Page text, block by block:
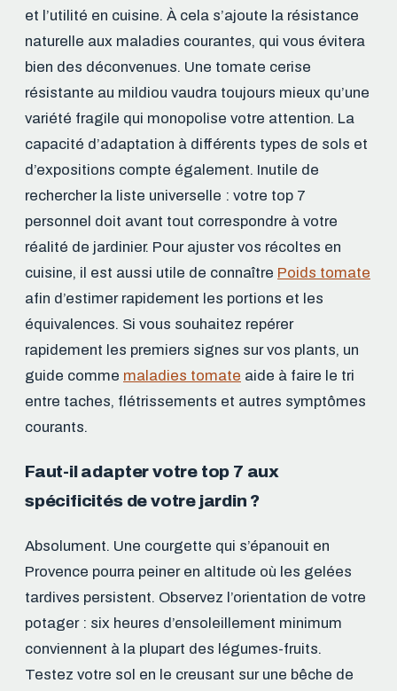
et l’utilité en cuisine. À cela s’ajoute la résistance
naturelle aux maladies courantes, qui vous évitera
bien des déconvenues. Une tomate cerise
résistante au mildiou vaudra toujours mieux qu’une
variété fragile qui monopolise votre attention. La
capacité d’adaptation à différents types de sols et
d’expositions compte également. Inutile de
rechercher la liste universelle : votre top 7
personnel doit avant tout correspondre à votre
réalité de jardinier. Pour ajuster vos récoltes en
cuisine, il est aussi utile de connaître Poids tomate
afin d’estimer rapidement les portions et les
équivalences. Si vous souhaitez repérer
rapidement les premiers signes sur vos plants, un
guide comme maladies tomate aide à faire le tri
entre taches, flétrissements et autres symptômes
courants.
Faut-il adapter votre top 7 aux
spécificités de votre jardin ?
Absolument. Une courgette qui s’épanouit en
Provence pourra peiner en altitude où les gelées
tardives persistent. Observez l’orientation de votre
potager : six heures d’ensoleillement minimum
conviennent à la plupart des légumes-fruits.
Testez votre sol en le creusant sur une bêche de